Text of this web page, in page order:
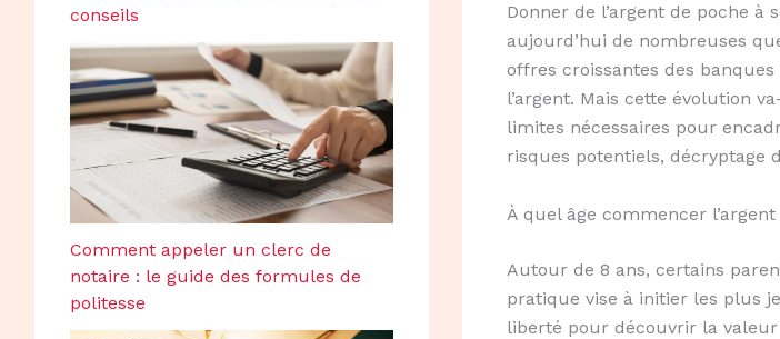
conseils
Comment appeler un clerc de
notaire : le guide des formules de
politesse
Donner de l’argent de poche à
aujourd’hui de nombreuses
offres croissantes des
l’argent. Mais cette évolution
limites nécessaires pour
risques potentiels, décryptage
À quel âge commencer
Autour de 8 ans, certains
pratique vise à initier les plus
liberté pour découvrir la valeur